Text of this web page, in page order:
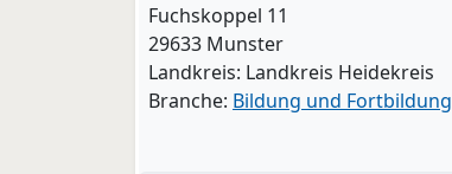
Fuchskoppel 11
29633 Munster
Landkreis: Landkreis Heidekreis
Branche: Bildung und Fortbildung